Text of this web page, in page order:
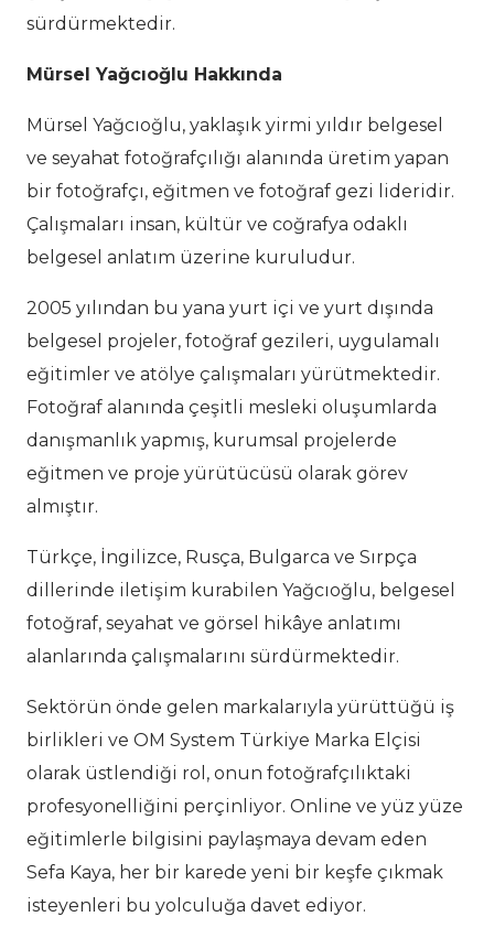
sürdürmektedir.
Mürsel Yağcıoğlu Hakkında
Mürsel Yağcıoğlu, yaklaşık yirmi yıldır belgesel
ve seyahat fotoğrafçılığı alanında üretim yapan
bir fotoğrafçı, eğitmen ve fotoğraf gezi lideridir.
Çalışmaları insan, kültür ve coğrafya odaklı
belgesel anlatım üzerine kuruludur.
2005 yılından bu yana yurt içi ve yurt dışında
belgesel projeler, fotoğraf gezileri, uygulamalı
eğitimler ve atölye çalışmaları yürütmektedir.
Fotoğraf alanında çeşitli mesleki oluşumlarda
danışmanlık yapmış, kurumsal projelerde
eğitmen ve proje yürütücüsü olarak görev
almıştır.
Türkçe, İngilizce, Rusça, Bulgarca ve Sırpça
dillerinde iletişim kurabilen Yağcıoğlu, belgesel
fotoğraf, seyahat ve görsel hikâye anlatımı
alanlarında çalışmalarını sürdürmektedir.
Sektörün önde gelen markalarıyla yürüttüğü iş
birlikleri ve OM System Türkiye Marka Elçisi
olarak üstlendiği rol, onun fotoğrafçılıktaki
profesyonelliğini perçinliyor. Online ve yüz yüze
eğitimlerle bilgisini paylaşmaya devam eden
Sefa Kaya, her bir karede yeni bir keşfe çıkmak
isteyenleri bu yolculuğa davet ediyor.